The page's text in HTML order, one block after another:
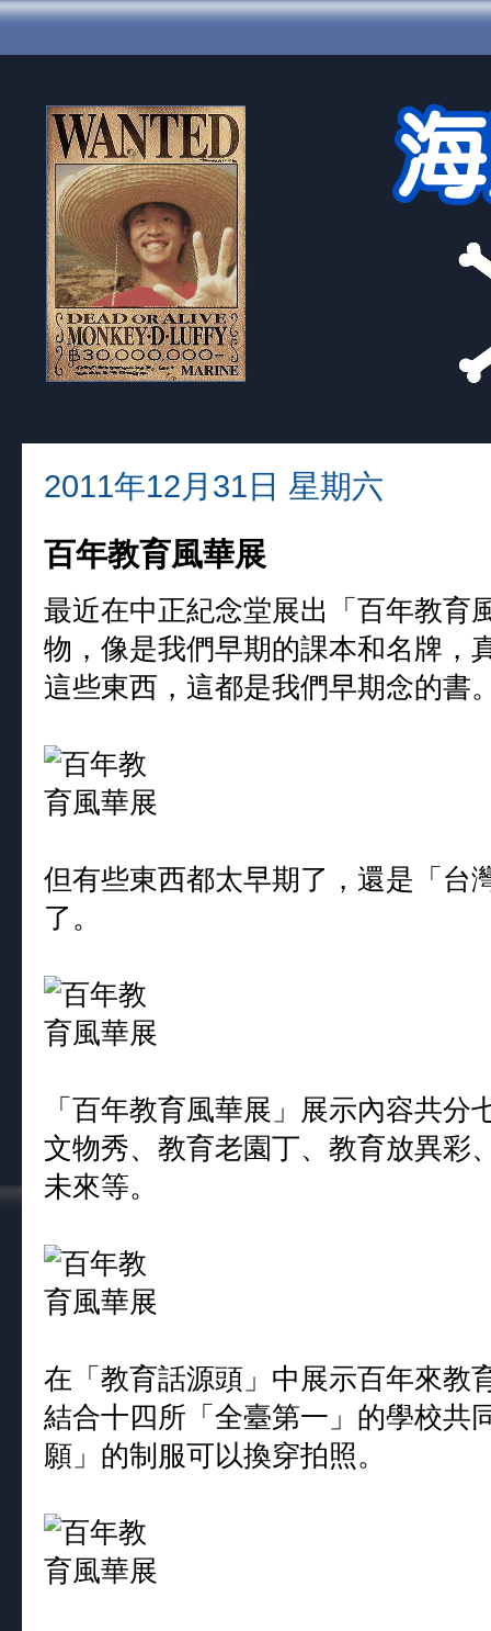
2011年12月31日 星期六
百年教育風華展
最近在中正紀念堂展出「百年教育
物，像是我們早期的課本和名牌，
這些東西，這都是我們早期念的書
但有些東西都太早期了，還是「台
了。
「百年教育風華展」展示內容共
文物秀、教育老園丁、教育放異彩
未來等。
在「教育話源頭」中展示百年來教
結合十四所「全臺第一」的學校共
願」的制服可以換穿拍照。